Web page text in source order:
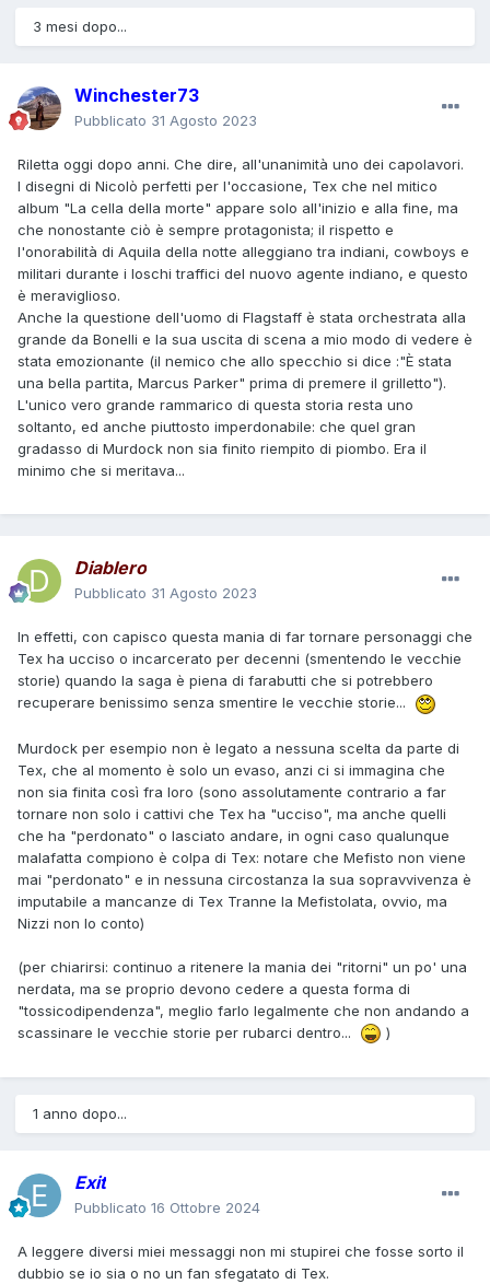
3 mesi dopo...
Winchester73
Pubblicato 31 Agosto 2023
Riletta oggi dopo anni. Che dire, all'unanimità uno dei capolavori.
I disegni di Nicolò perfetti per l'occasione, Tex che nel mitico
album "La cella della morte" appare solo all'inizio e alla fine, ma
che nonostante ciò è sempre protagonista; il rispetto e
l'onorabilità di Aquila della notte alleggiano tra indiani, cowboys e
militari durante i loschi traffici del nuovo agente indiano, e questo
è meraviglioso.
Anche la questione dell'uomo di Flagstaff è stata orchestrata alla
grande da Bonelli e la sua uscita di scena a mio modo di vedere è
stata emozionante (il nemico che allo specchio si dice :"È stata
una bella partita, Marcus Parker" prima di premere il grilletto").
L'unico vero grande rammarico di questa storia resta uno
soltanto, ed anche piuttosto imperdonabile: che quel gran
gradasso di Murdock non sia finito riempito di piombo. Era il
minimo che si meritava...
Diablero
Pubblicato 31 Agosto 2023
In effetti, con capisco questa mania di far tornare personaggi che
Tex ha ucciso o incarcerato per decenni (smentendo le vecchie
storie) quando la saga è piena di farabutti che si potrebbero
recuperare benissimo senza smentire le vecchie storie...
Murdock per esempio non è legato a nessuna scelta da parte di
Tex, che al momento è solo un evaso, anzi ci si immagina che
non sia finita così fra loro (sono assolutamente contrario a far
tornare non solo i cattivi che Tex ha "ucciso", ma anche quelli
che ha "perdonato" o lasciato andare, in ogni caso qualunque
malafatta compiono è colpa di Tex: notare che Mefisto non viene
mai "perdonato" e in nessuna circostanza la sua sopravvivenza è
imputabile a mancanze di Tex Tranne la Mefistolata, ovvio, ma
Nizzi non lo conto)
(per chiarirsi: continuo a ritenere la mania dei "ritorni" un po' una
nerdata, ma se proprio devono cedere a questa forma di
"tossicodipendenza", meglio farlo legalmente che non andando a
scassinare le vecchie storie per rubarci dentro...
)
1 anno dopo...
Exit
Pubblicato 16 Ottobre 2024
A leggere diversi miei messaggi non mi stupirei che fosse sorto il
dubbio se io sia o no un fan sfegatato di Tex.